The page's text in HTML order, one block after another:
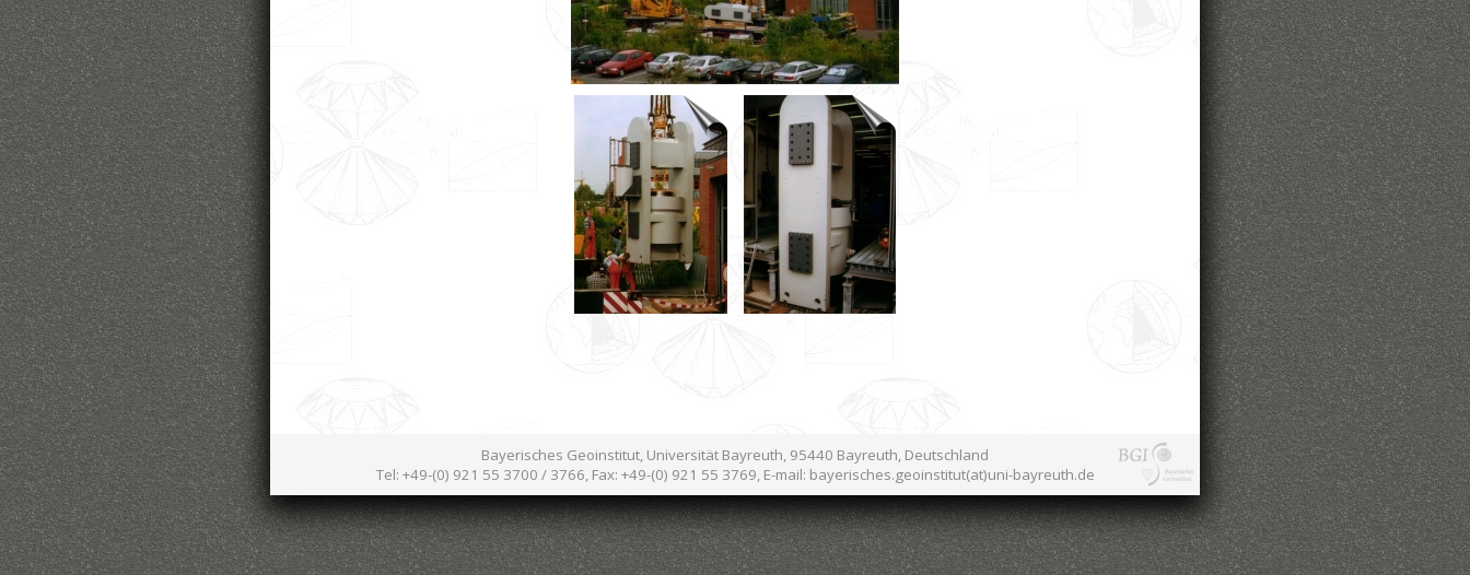
Bayerisches Geoinstitut, Universität Bayreuth, 95440 Bayreuth, Deutschland
Tel: +49-(0) 921 55 3700 / 3766, Fax: +49-(0) 921 55 3769, E-mail: bayerisches.geoinstitut(at)uni-bayreuth.de